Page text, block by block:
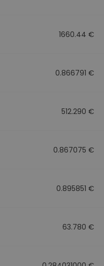
1660.44 €
0.866791 €
512.290 €
0.867075 €
0.895851 €
63.780 €